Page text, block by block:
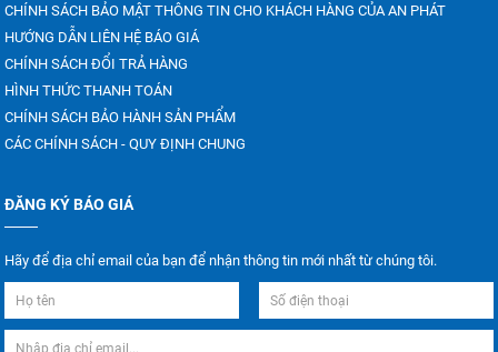
CHÍNH SÁCH BẢO MẬT THÔNG TIN CHO KHÁCH HÀNG CỦA AN PHÁT
HƯỚNG DẪN LIÊN HỆ BÁO GIÁ
CHÍNH SÁCH ĐỔI TRẢ HÀNG
HÌNH THỨC THANH TOÁN
CHÍNH SÁCH BẢO HÀNH SẢN PHẨM
CÁC CHÍNH SÁCH - QUY ĐỊNH CHUNG
ĐĂNG KÝ BÁO GIÁ
Hãy để địa chỉ email của bạn để nhận thông tin mới nhất từ chúng tôi.